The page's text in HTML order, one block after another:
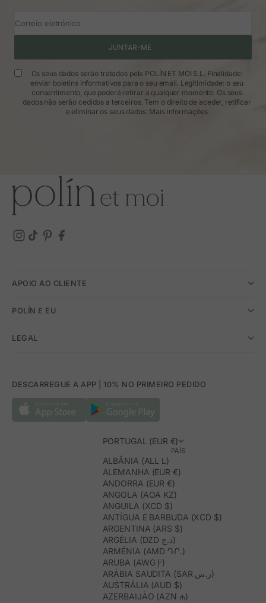
Correio eletrónico
JUNTAR-ME
Os seus dados serão tratados pela POLÍN ET MOI S.L. Finalidade:
enviar boletins informativos para o seu email. Legitimidade: o seu
consentimento, que poderá retirar a qualquer momento. Os seus
dados não serão cedidos a terceiros. Tem o direito de aceder, retificar
e eliminar os seus dados. Mais informações
APOIO AO CLIENTE
POLÍN E EU
LEGAL
DESCARREGUE A APP | 10% NO PRIMEIRO PEDIDO
PORTUGAL (EUR €)
PAÍS
ALBÂNIA (ALL L)
ALEMANHA (EUR €)
ANDORRA (EUR €)
ANGOLA (AOA KZ)
ANGUILA (XCD $)
ANTÍGUA E BARBUDA (XCD $)
ARGENTINA (ARS $)
ARGÉLIA (DZD د.ج)
ARMÉNIA (AMD ԴՐ.)
ARUBA (AWG Ƒ)
ARÁBIA SAUDITA (SAR ر.س)
AUSTRÁLIA (AUD $)
AZERBAIJÃO (AZN ₼)